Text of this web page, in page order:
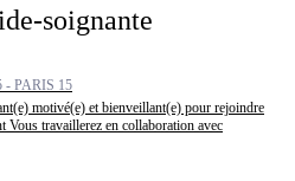
soignante
- PARIS 15
motivé(e) et bienveillant(e) pour rejoindre
Vous travaillerez en collaboration avec